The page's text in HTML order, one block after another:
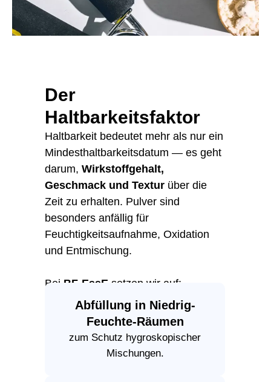
Der
Haltbarkeitsfaktor
Haltbarkeit bedeutet mehr als nur ein
Mindesthaltbarkeitsdatum — es geht
darum, Wirkstoffgehalt,
Geschmack und Textur über die
Zeit zu erhalten. Pulver sind
besonders anfällig für
Feuchtigkeitsaufnahme, Oxidation
und Entmischung.
Bei BF-EssE setzen wir auf:
Abfüllung in Niedrig-
Feuchte-Räumen
zum Schutz hygroskopischer
Mischungen.